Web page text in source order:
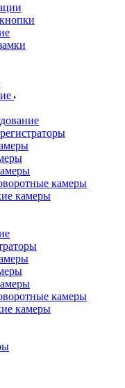
камеры
камеры
камеры
камеры